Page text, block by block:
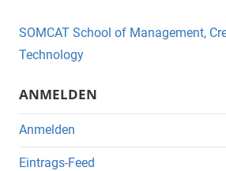
o
o
k
SOMCAT School of Management,
Technology
ANMELDEN
Anmelden
Eintrags-Feed